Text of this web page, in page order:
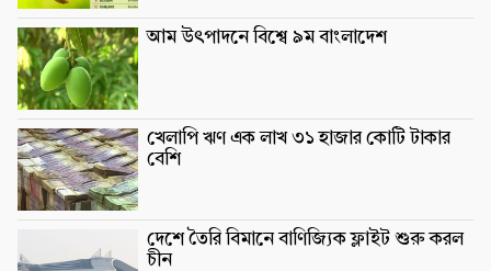
আম উৎপাদনে বিশ্বে ৯ম বাংলাদেশ
খেলাপি ঋণ এক লাখ ৩১ হাজার কোটি টাকার
বেশি
দেশে তৈরি বিমানে বাণিজ্যিক ফ্লাইট শুরু করল
চীন